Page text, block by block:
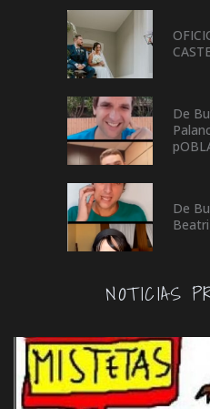
De
De
NOTICIAS